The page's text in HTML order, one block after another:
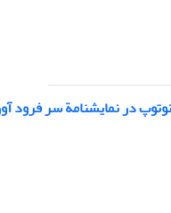
در نمایشنامة سر فرود